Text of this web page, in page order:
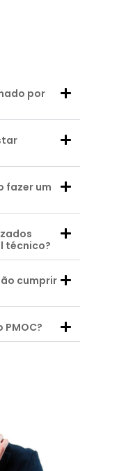
por
fazer um
técnico?
cumprir